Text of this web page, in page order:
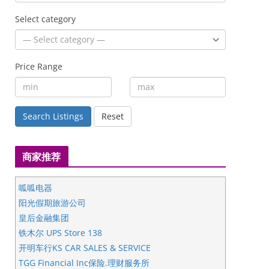
Select category
Price Range
Search Listings Reset
商家推荐
呱呱电器
阳光假期旅游公司
皇后金融集团
铁木尔 UPS Store 138
开明车行KS CAR SALES & SERVICE
TGG Financial Inc保险.理财服务所